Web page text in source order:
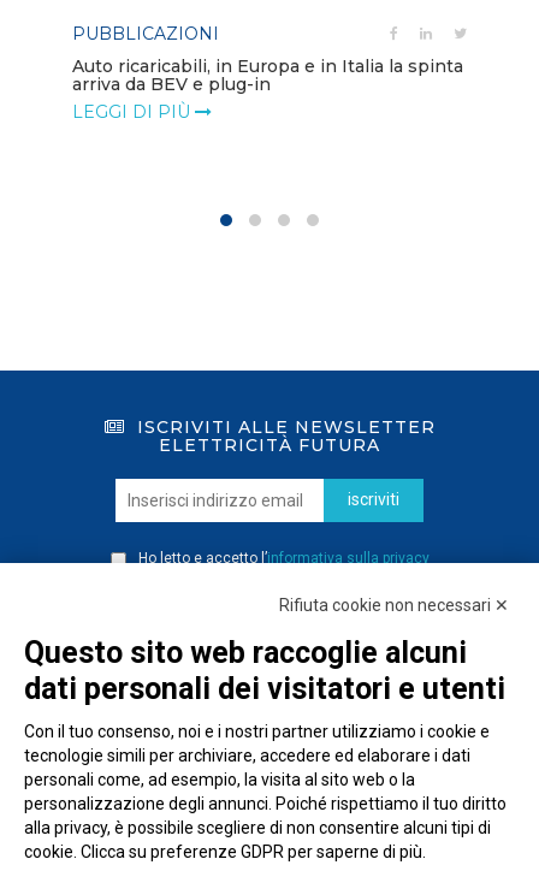
PUBBLICAZIONI
Auto ricaricabili, in Europa e in Italia la spinta
arriva da BEV e plug-in
LEGGI DI PIÙ
ISCRIVITI ALLE NEWSLETTER
ELETTRICITÀ FUTURA
iscriviti
Ho letto e accetto l’informativa sulla privacy
Rifiuta cookie non necessari ✕
Questo sito web raccoglie alcuni
dati personali dei visitatori e utenti
Con il tuo consenso, noi e i nostri partner utilizziamo i cookie e
tecnologie simili per archiviare, accedere ed elaborare i dati
personali come, ad esempio, la visita al sito web o la
personalizzazione degli annunci. Poiché rispettiamo il tuo diritto
alla privacy, è possibile scegliere di non consentire alcuni tipi di
cookie. Clicca su preferenze GDPR per saperne di più.